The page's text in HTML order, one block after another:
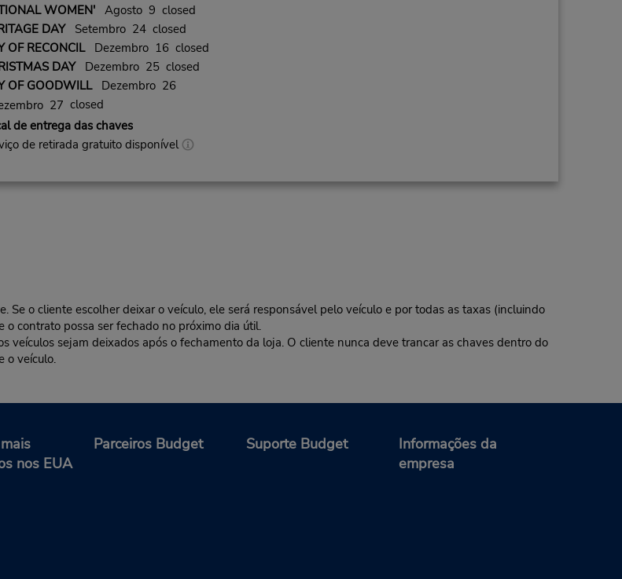
WOMEN'Agosto 9 closed
DAYSetembro 24 closed
OF RECONCILDezembro 16 closed
DAYDezembro 25 closed
OF GOODWILLDezembro 26
27 closed
de entrega das chaves
de retirada gratuito disponível
o cliente escolher deixar o veículo, ele será responsável pelo veículo e por todas as taxas (incluindo
contrato possa ser fechado no próximo dia útil.
veículos sejam deixados após o fechamento da loja. O cliente nunca deve trancar as chaves dentro do
o veículo.
nos EUA
Parceiros Budget Suporte Budget
Informações da
empresa